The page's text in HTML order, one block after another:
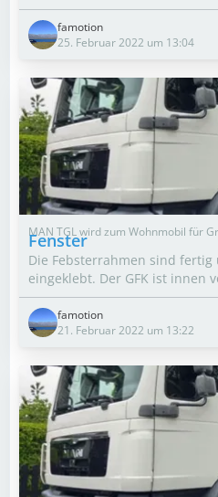
famotion
25. Februar 2022 um 13:04
MAN TGL wird zum Wohnmobil für
Fenster
Die Febsterrahmen sind
eingeklebt. Der GFK ist innen
famotion
21. Februar 2022 um 13:22